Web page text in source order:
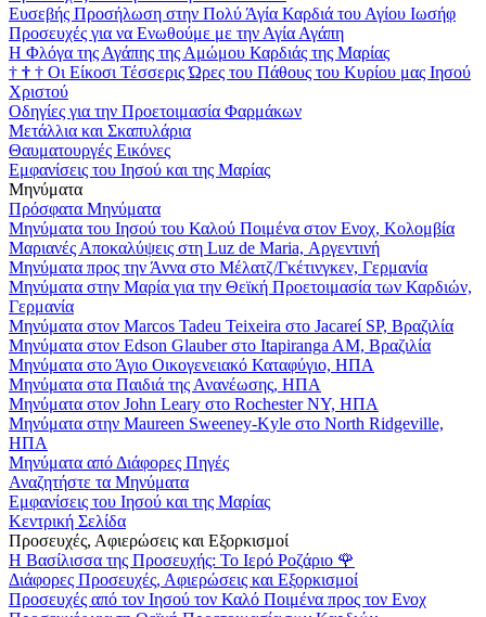
Ευσεβής Προσήλωση στην Πολύ Άγία Καρδιά του Αγίου Ιωσήφ
Προσευχές για να Ενωθούμε με την Αγία Αγάπη
Η Φλόγα της Αγάπης της Αμώμου Καρδιάς της Μαρίας
† † † Οι Είκοσι Τέσσερις Ώρες του Πάθους του Κυρίου μας Ιησού
Χριστού
Οδηγίες για την Προετοιμασία Φαρμάκων
Μετάλλια και Σκαπυλάρια
Θαυματουργές Εικόνες
Εμφανίσεις του Ιησού και της Μαρίας
Μηνύματα
Πρόσφατα Μηνύματα
Μηνύματα του Ιησού του Καλού Ποιμένα στον Ενοχ, Κολομβία
Μαριανές Αποκαλύψεις στη Luz de Maria, Αργεντινή
Μηνύματα προς την Άννα στο Μέλατζ/Γκέτινγκεν, Γερμανία
Μηνύματα στην Μαρία για την Θεϊκή Προετοιμασία των Καρδιών,
Γερμανία
Μηνύματα στον Marcos Tadeu Teixeira στο Jacareí SP, Βραζιλία
Μηνύματα στον Edson Glauber στο Itapiranga AM, Βραζιλία
Μηνύματα στο Άγιο Οικογενειακό Καταφύγιο, ΗΠΑ
Μηνύματα στα Παιδιά της Ανανέωσης, ΗΠΑ
Μηνύματα στον John Leary στο Rochester NY, ΗΠΑ
Μηνύματα στην Maureen Sweeney-Kyle στο North Ridgeville,
ΗΠΑ
Μηνύματα από Διάφορες Πηγές
Αναζητήστε τα Μηνύματα
Εμφανίσεις του Ιησού και της Μαρίας
Κεντρική Σελίδα
Προσευχές, Αφιερώσεις και Εξορκισμοί
Η Βασίλισσα της Προσευχής: Το Ιερό Ροζάριο 🌹
Διάφορες Προσευχές, Αφιερώσεις και Εξορκισμοί
Προσευχές από τον Ιησού τον Καλό Ποιμένα προς τον Ενοχ